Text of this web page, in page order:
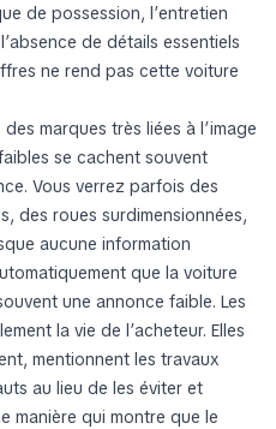
de possession, l’entretien
de détails essentiels
ne rend pas cette voiture
marques très liées à l’image
se cachent souvent
Vous verrez parfois des
des roues surdimensionnées,
aucune information
que la voiture
une annonce faible. Les
la vie de l’acheteur. Elles
mentionnent les travaux
au lieu de les éviter et
manière qui montre que le